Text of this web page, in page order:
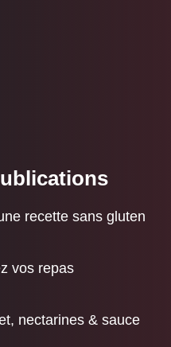
recette sans gluten
vos repas
nectarines & sauce